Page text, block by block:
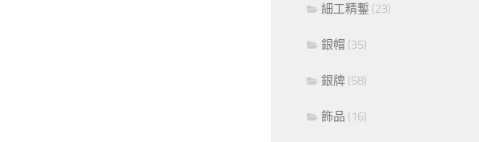
細工精鏨 (23)
銀帽 (35)
銀牌 (58)
飾品 (16)